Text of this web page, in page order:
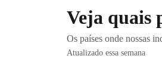
Veja quais
Os países onde nossas
Atualizado essa semana